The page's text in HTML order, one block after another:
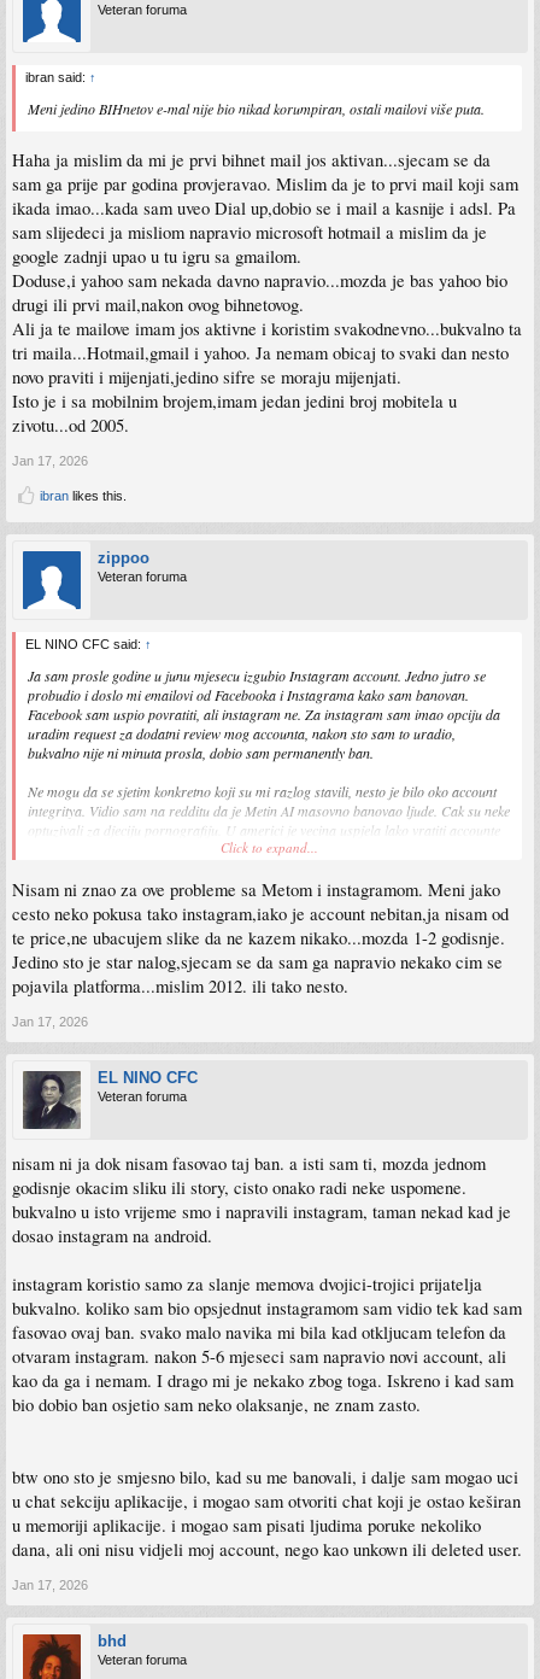
Veteran foruma
ibran said: ↑
Meni jedino BIHnetov e-mal nije bio nikad korumpiran, ostali mailovi više puta.
Haha ja mislim da mi je prvi bihnet mail jos aktivan...sjecam se da
sam ga prije par godina provjeravao. Mislim da je to prvi mail koji sam
ikada imao...kada sam uveo Dial up,dobio se i mail a kasnije i adsl. Pa
sam slijedeci ja misliom napravio microsoft hotmail a mislim da je
google zadnji upao u tu igru sa gmailom.
Doduse,i yahoo sam nekada davno napravio...mozda je bas yahoo bio
drugi ili prvi mail,nakon ovog bihnetovog.
Ali ja te mailove imam jos aktivne i koristim svakodnevno...bukvalno ta
tri maila...Hotmail,gmail i yahoo. Ja nemam obicaj to svaki dan nesto
novo praviti i mijenjati,jedino sifre se moraju mijenjati.
Isto je i sa mobilnim brojem,imam jedan jedini broj mobitela u
zivotu...od 2005.
Jan 17, 2026
ibran likes this.
zippoo
Veteran foruma
EL NINO CFC said: ↑
Ja sam prosle godine u junu mjesecu izgubio Instagram account. Jedno jutro se
probudio i doslo mi emailovi od Facebooka i Instagrama kako sam banovan.
Facebook sam uspio povratiti, ali instagram ne. Za instagram sam imao opciju da
uradim request za dodatni review mog accounta, nakon sto sam to uradio,
bukvalno nije ni minuta prosla, dobio sam permanently ban.
Ne mogu da se sjetim konkretno koji su mi razlog stavili, nesto je bilo oko account
integritya. Vidio sam na redditu da je Metin AI masovno banovao ljude. Cak su neke
optuzivali za djeciju pornografiju. U americi je vecina uspjela lako vratiti accounte
jer su imali neke sudove za te stvari i pravnike u svojim gradovima/drzavama koji
U evropi je slicno moglo pozivanjem na gdpr jer valjda jedna od stavki GDPR-a
glasi da ti ne mogu ukinuti/banovati account bez reviewa prave osobe.
Bila je neka forma koja se mogla popuniti, naravno, iz BiH nisam je mogao otvoriti
pa sam morao preko Belgijskog VPN.a, ali nazalost nisam mogao submitati opet tu
Neko ko je poslije toga pravio nove accounte dobio bi opet ban. Neko isti dan, neko
pravili accounte na drugim lokacijama, nisu pratile odmah iste osobe sto su pratile
prije itd.
sjecanja od drustva sto tako nekih slika, poruka i sl. Ali recimo da su me banovali
sa Whatsappa to bi bio bas belaj. Prakticki ne bih mogao nikad vise koristiti
whatsapp sa ovim brojem, a whatsapp mi je glavna app za dopisivanje.
Ali eto, koliko je Meta mocna. Potpisivale su se peticije, i bio je ogroman broj
Americi su pokusavali preko poznatih jutjubera pogurati ovaj problem da dodje do
vecih medija, ali je Meta uspjela nekako zasuskati.
Zasto ovo pisem, citajuci na redditu neki su uspjeli skinuti sa Instagrama kad su
dobili account nazad, onu data o sebi, i vidjeli su valjda da su imali prijava na
account iz Indije i iz Brazila. Niko ne nije znao otkud prijave odatle niti kako su im
usli na account bez ikakve obavijesti.
Click to expand...
Nisam ni znao za ove probleme sa Metom i instagramom. Meni jako
cesto neko pokusa tako instagram,iako je account nebitan,ja nisam od
te price,ne ubacujem slike da ne kazem nikako...mozda 1-2 godisnje.
Jedino sto je star nalog,sjecam se da sam ga napravio nekako cim se
pojavila platforma...mislim 2012. ili tako nesto.
Jan 17, 2026
EL NINO CFC
Veteran foruma
nisam ni ja dok nisam fasovao taj ban. a isti sam ti, mozda jednom
godisnje okacim sliku ili story, cisto onako radi neke uspomene.
bukvalno u isto vrijeme smo i napravili instagram, taman nekad kad je
dosao instagram na android.
instagram koristio samo za slanje memova dvojici-trojici prijatelja
bukvalno. koliko sam bio opsjednut instagramom sam vidio tek kad sam
fasovao ovaj ban. svako malo navika mi bila kad otkljucam telefon da
otvaram instagram. nakon 5-6 mjeseci sam napravio novi account, ali
kao da ga i nemam. I drago mi je nekako zbog toga. Iskreno i kad sam
bio dobio ban osjetio sam neko olaksanje, ne znam zasto.
btw ono sto je smjesno bilo, kad su me banovali, i dalje sam mogao uci
u chat sekciju aplikacije, i mogao sam otvoriti chat koji je ostao keširan
u memoriji aplikacije. i mogao sam pisati ljudima poruke nekoliko
dana, ali oni nisu vidjeli moj account, nego kao unkown ili deleted user.
Jan 17, 2026
bhd
Veteran foruma